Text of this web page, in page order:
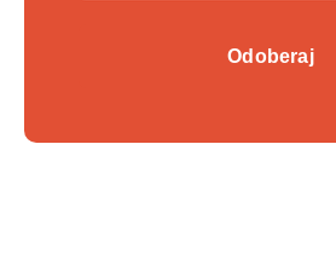
Odoberaj